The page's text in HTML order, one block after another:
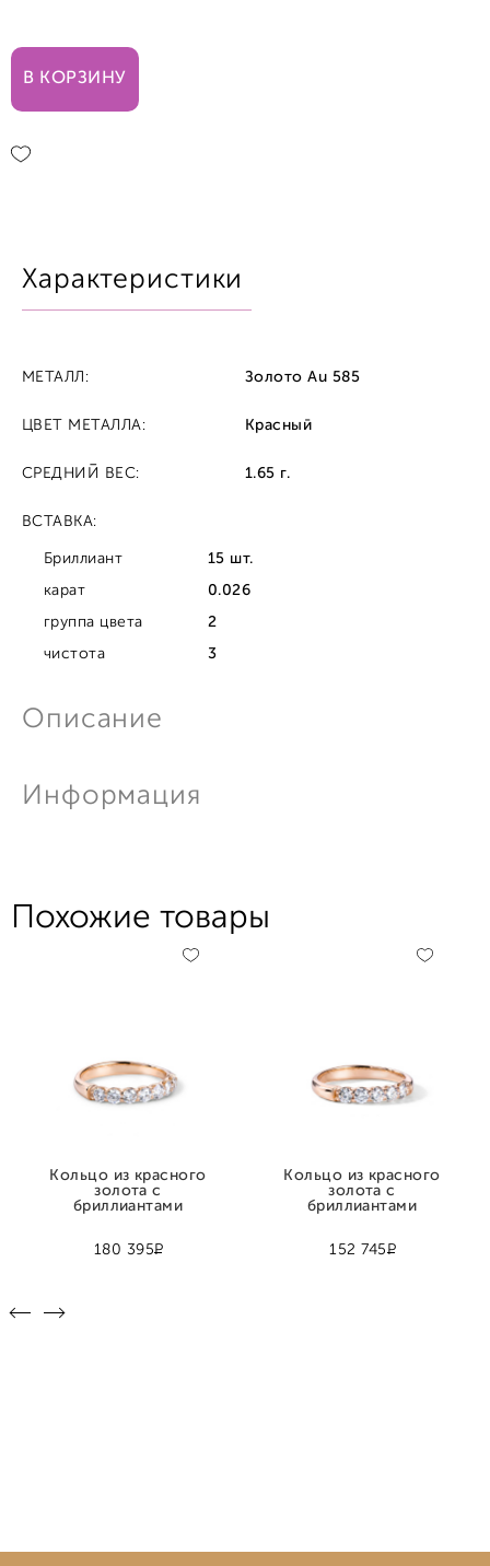
В КОРЗИНУ
Характеристики
Описание
Информация
МЕТАЛЛ: Золото Au 585
ЦВЕТ МЕТАЛЛА: Красный
СРЕДНИЙ ВЕС: 1.65 г.
ВСТАВКА:
Бриллиант
15 шт.
карат
0.026
группа цвета
2
чистота
3
Похожие товары
180 395Р
Кольцо из красного
золота с
бриллиантами
152 745Р
Кольцо из красного
золота с
бриллиантами